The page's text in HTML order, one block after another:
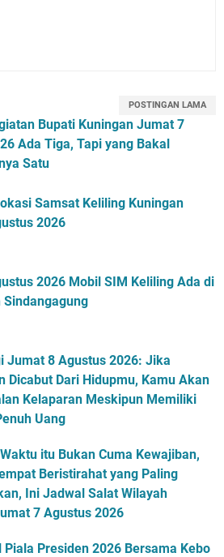
POSTINGAN LAMA
Bupati Kuningan Jumat 7
Ada Tiga, Tapi yang Bakal
Satu
Samsat Keliling Kuningan
2026
2026 Mobil SIM Keliling Ada di
Sindangagung
Jumat 8 Agustus 2026: Jika
Dicabut Dari Hidupmu, Kamu Akan
Kelaparan Meskipun Memiliki
Uang
itu Bukan Cuma Kewajiban,
Beristirahat yang Paling
Ini Jadwal Salat Wilayah
7 Agustus 2026
Piala Presiden 2026 Bersama Kebo